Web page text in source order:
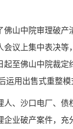
山中院审理破
议上集中表决
至佛山中院裁定
用出售式重整
、沙口电厂、
业破产案件，